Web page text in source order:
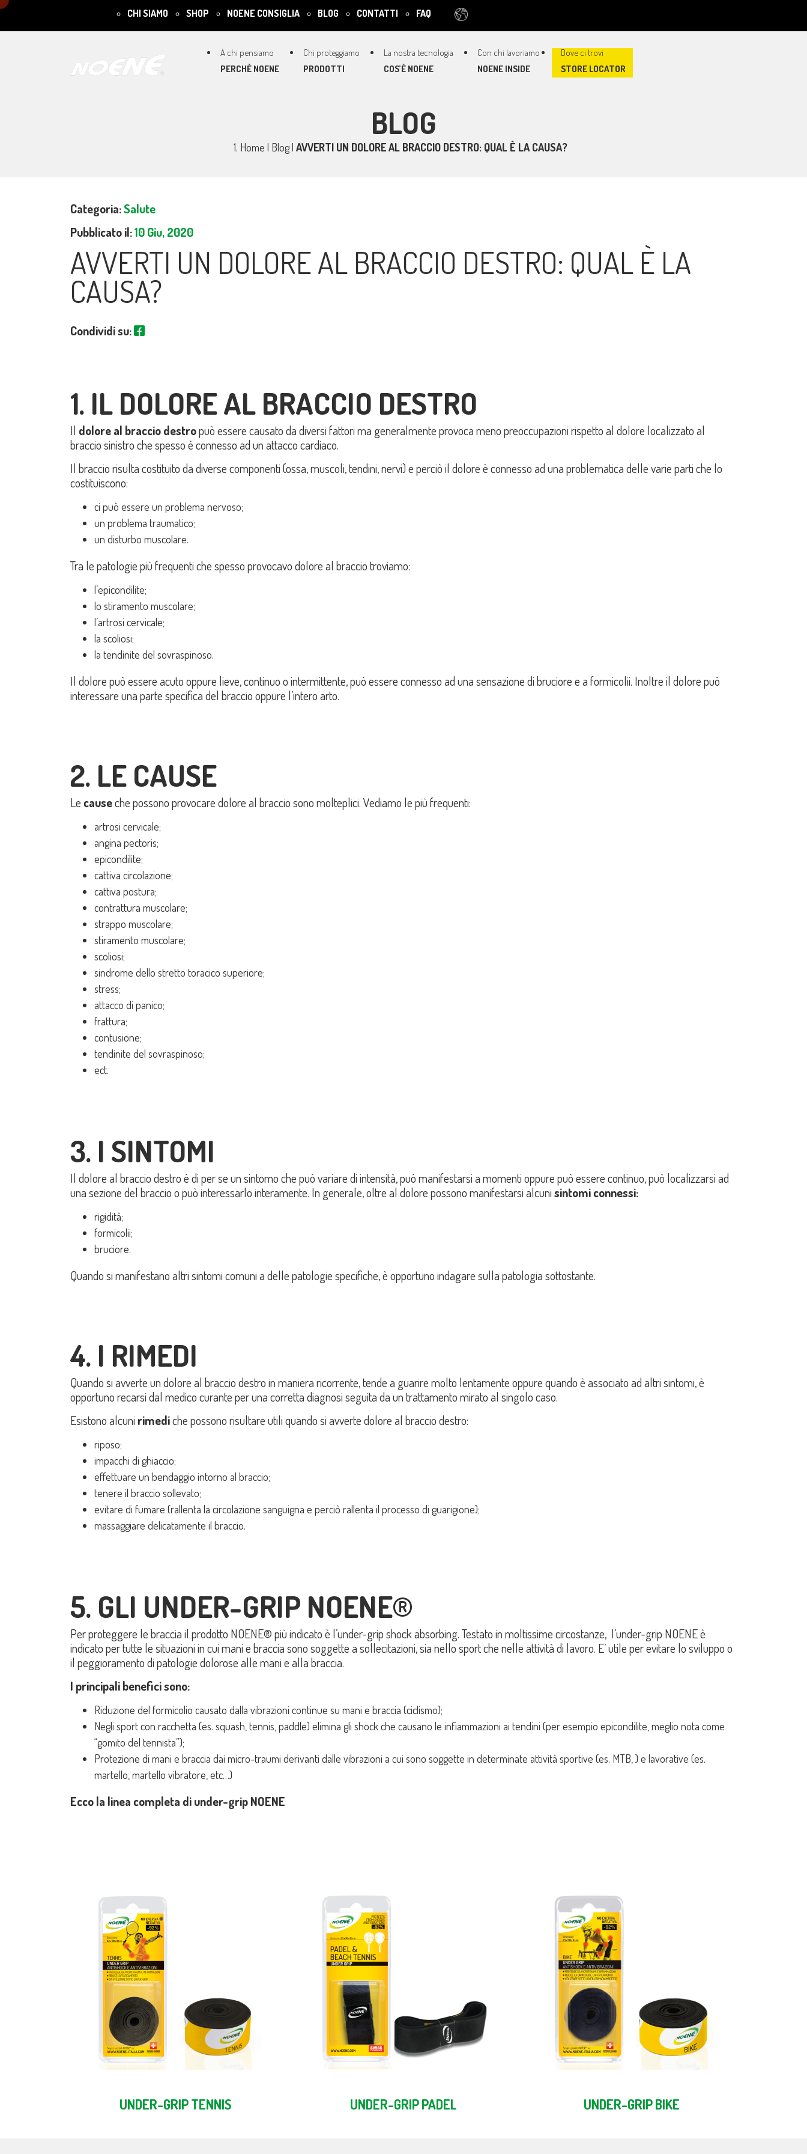
CHI SIAMO SHOP NOENE CONSIGLIA BLOG CONTATTI FAQ
PERCHÈ NOENE PRODOTTI COS’È NOENE NOENE INSIDE STORE LOCATOR
BLOG
Home | Blog| AVVERTI UN DOLORE AL BRACCIO DESTRO: QUAL È LA CAUSA?
Categoria:Salute
Pubblicato il:10 Giu, 2020
AVVERTI UN DOLORE AL BRACCIO DESTRO: QUAL È LA
CAUSA?
Condividi su:
1. IL DOLORE AL BRACCIO DESTRO
Il dolore al braccio destropuò essere causato da diversi fattori ma generalmente provoca meno preoccupazioni rispetto al dolore localizzato al
braccio sinistro che spesso è connesso ad un attacco cardiaco.
Il braccio risulta costituito da diverse componenti (ossa, muscoli, tendini, nervi) e perciò il dolore è connesso ad una problematica delle varie parti che lo
costituiscono:
ci può essere un problema nervoso;
un problema traumatico;
un disturbo muscolare.
Tra le patologie più frequenti che spesso provocavo dolore al braccio troviamo:
l’epicondilite;
lo stiramento muscolare;
l’artrosi cervicale;
la scoliosi;
la tendinite del sovraspinoso.
Il dolore può essere acuto oppure lieve, continuo o intermittente, può essere connesso ad una sensazione di bruciore e a formicolii. Inoltre il dolore può
interessare una parte specifica del braccio oppure l’intero arto.
2. LE CAUSE
Le causeche possono provocare dolore al braccio sono molteplici. Vediamo le più frequenti:
artrosi cervicale;
angina pectoris;
epicondilite;
cattiva circolazione;
cattiva postura;
contrattura muscolare;
strappo muscolare;
stiramento muscolare;
scoliosi;
sindrome dello stretto toracico superiore;
stress;
attacco di panico;
frattura;
contusione;
tendinite del sovraspinoso;
ect.
3. I SINTOMI
Il dolore al braccio destro è di per se un sintomo che può variare di intensità, può manifestarsi a momenti oppure può essere continuo, può localizzarsi ad
una sezione del braccio o può interessarlo interamente. In generale, oltre al dolore possono manifestarsi alcunisintomi connessi:
rigidità;
formicolii;
bruciore.
Quando si manifestano altri sintomi comuni a delle patologie specifiche, è opportuno indagare sulla patologia sottostante.
4. I RIMEDI
Quando si avverte un dolore al braccio destro in maniera ricorrente, tende a guarire molto lentamente oppure quando è associato ad altri sintomi, è
opportuno recarsi dal medico curante per una corretta diagnosi seguita da un trattamento mirato al singolo caso.
Esistono alcuni rimediche possono risultare utili quando si avverte dolore al braccio destro:
riposo;
impacchi di ghiaccio;
effettuare un bendaggio intorno al braccio;
tenere il braccio sollevato;
evitare di fumare (rallenta la circolazione sanguigna e perciò rallenta il processo di guarigione);
massaggiare delicatamente il braccio.
5. GLI UNDER-GRIP NOENE®
Per proteggere le braccia il prodotto NOENE® più indicato è l’under-grip shock absorbing. Testato in moltissime circostanze, l’under-grip NOENE è
indicato per tutte le situazioni in cui mani e braccia sono soggette a sollecitazioni, sia nello sport che nelle attività di lavoro. E’ utile per evitare lo sviluppo o
il peggioramento di patologie dolorose alle mani e alla braccia.
I principali benefici sono:
Riduzione del formicolio causato dalla vibrazioni continue su mani e braccia (ciclismo);
Negli sport con racchetta (es. squash, tennis, paddle) elimina gli shock che causano le infiammazioni ai tendini (per esempio epicondilite, meglio nota come
“gomito del tennista”);
Protezione di mani e braccia dai micro-traumi derivanti dalle vibrazioni a cui sono soggette in determinate attività sportive (es. MTB, ) e lavorative (es.
martello, martello vibratore, etc…)
Ecco la linea completa di under-grip NOENE
UNDER-GRIP TENNIS UNDER-GRIP PADEL UNDER-GRIP BIKE